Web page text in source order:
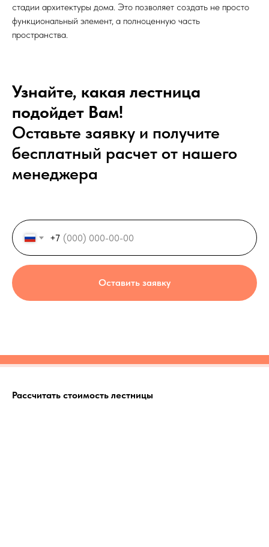
стадии архитектуры дома. Это позволяет создать не просто
функциональный элемент, а полноценную часть
пространства.
Узнайте, какая лестница
подойдет Вам!
Оставьте заявку и получите
бесплатный расчет от нашего
менеджера
+7
Оставить заявку
Рассчитать стоимость лестницы